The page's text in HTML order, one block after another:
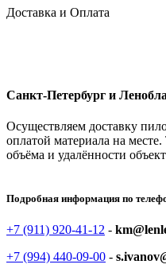
Доставка и Оплата
Санкт-Петербург и
Осуществляем доставку
оплатой материала на
объёма и удалённости
Подробная информация по
+7 (911) 920-41-12 -
+7 (994) 440-09-00 -